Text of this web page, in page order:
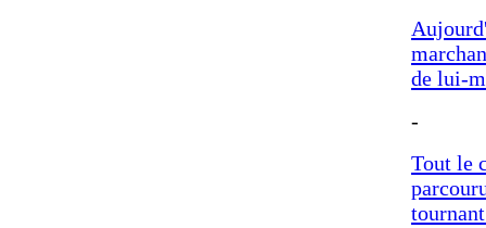
de lui-
-
Tout le